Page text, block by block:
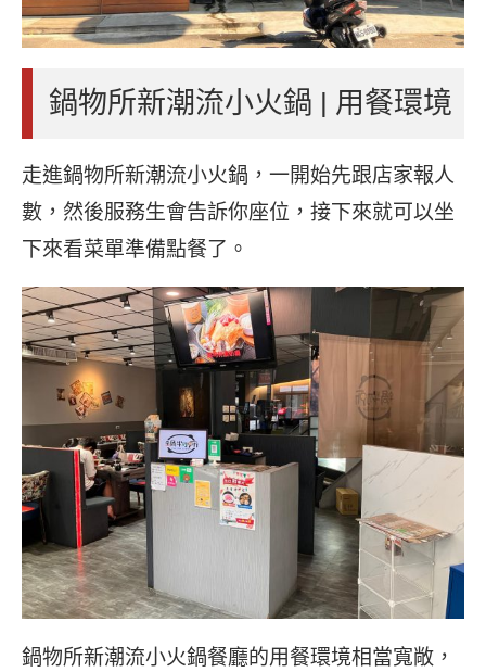
鍋物所新潮流小火鍋 | 用餐環境
走進鍋物所新潮流小火鍋，一開始先跟店家報人
數，然後服務生會告訴你座位，接下來就可以坐
下來看菜單準備點餐了。
鍋物所新潮流小火鍋餐廳的用餐環境相當寬敞，